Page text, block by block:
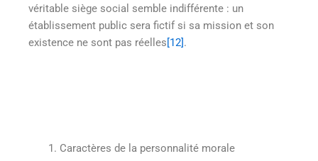
véritable siège social semble indifférente : un
établissement public sera fictif si sa mission et son
existence ne sont pas réelles [12] .
Caractères de la personnalité morale